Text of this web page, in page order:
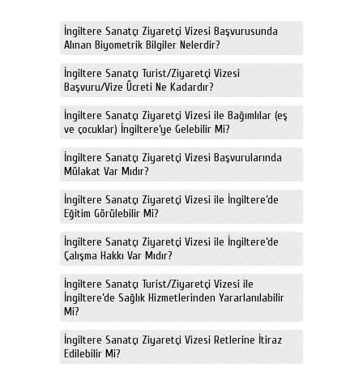
İngiltere Sanatçı Ziyaretçi Vizesi Başvurusunda
Alınan Biyometrik Bilgiler Nelerdir?
İngiltere Sanatçı Turist/Ziyaretçi Vizesi
Başvuru/Vize Ücreti Ne Kadardır?
İngiltere Sanatçı Ziyaretçi Vizesi ile Bağımlılar (eş
ve çocuklar) İngiltere’ye Gelebilir Mi?
İngiltere Sanatçı Ziyaretçi Vizesi Başvurularında
Mülakat Var Mıdır?
İngiltere Sanatçı Ziyaretçi Vizesi ile İngiltere’de
Eğitim Görülebilir Mi?
İngiltere Sanatçı Ziyaretçi Vizesi ile İngiltere’de
Çalışma Hakkı Var Mıdır?
İngiltere Sanatçı Turist/Ziyaretçi Vizesi ile
İngiltere’de Sağlık Hizmetlerinden Yararlanılabilir
Mi?
İngiltere Sanatçı Ziyaretçi Vizesi Retlerine İtiraz
Edilebilir Mi?